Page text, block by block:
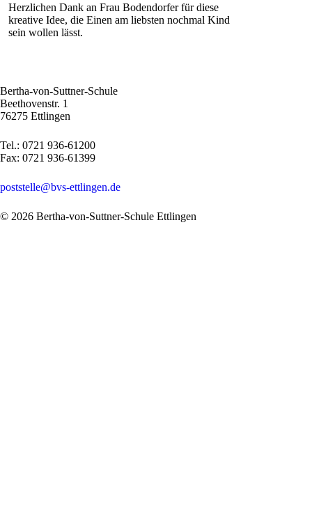
Herzlichen Dank an Frau Bodendorfer für diese
kreative Idee, die Einen am liebsten nochmal Kind
sein wollen lässt.
Bertha-von-Suttner-Schule
Beethovenstr. 1
76275 Ettlingen
Tel.: 0721 936-61200
Fax: 0721 936-61399
poststelle@bvs-ettlingen.de
© 2026 Bertha-von-Suttner-Schule Ettlingen